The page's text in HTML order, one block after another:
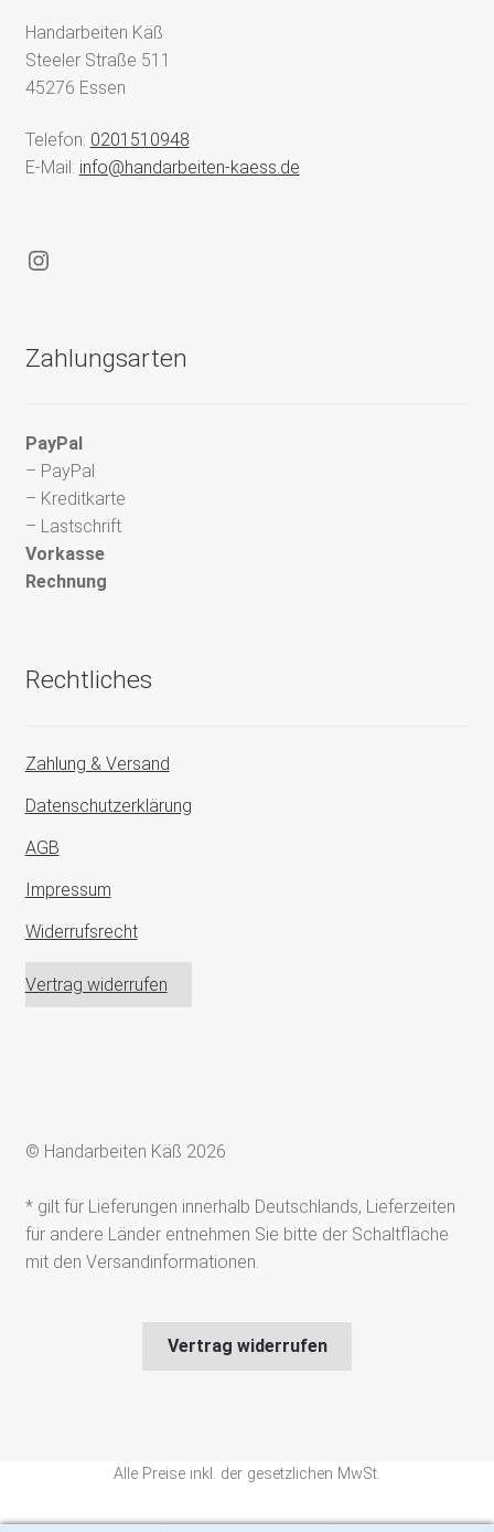
Handarbeiten Käß
Steeler Straße 511
45276 Essen
Telefon: 0201510948
E-Mail: info@handarbeiten-kaess.de
Instagram
Zahlungsarten
PayPal
– PayPal
– Kreditkarte
– Lastschrift
Vorkasse
Rechnung
Rechtliches
Zahlung & Versand
Datenschutzerklärung
AGB
Impressum
Widerrufsrecht
Vertrag widerrufen
© Handarbeiten Käß 2026
* gilt für Lieferungen innerhalb Deutschlands, Lieferzeiten
für andere Länder entnehmen Sie bitte der Schaltfläche
mit den Versandinformationen.
Vertrag widerrufen
Alle Preise inkl. der gesetzlichen MwSt.